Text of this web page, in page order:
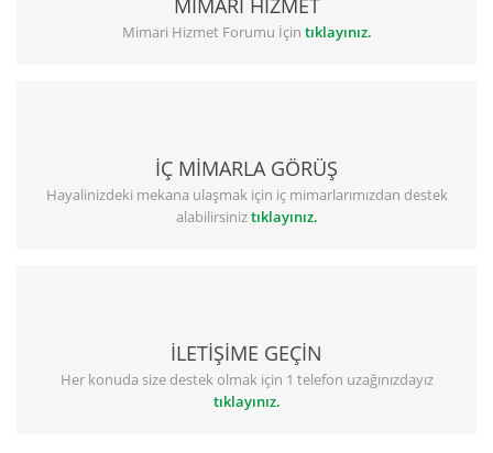
MİMARİ HİZMET
Mimari Hizmet Forumu İçin tıklayınız.
İÇ MİMARLA GÖRÜŞ
Hayalinizdeki mekana ulaşmak için iç mimarlarımızdan destek
alabilirsiniztıklayınız.
İLETİŞİME GEÇİN
Her konuda size destek olmak için 1 telefon uzağınızdayız
tıklayınız.